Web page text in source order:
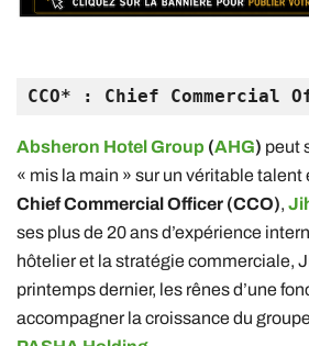
CCO* : Chief Commercial
Absheron Hotel Group (AHG) peut
« mis la main » sur un véritable
Chief Commercial Officer (CCO),
ses plus de 20 ans d’expérience
hôtelier et la stratégie commerciale,
printemps dernier, les rênes d’une
accompagner la croissance du